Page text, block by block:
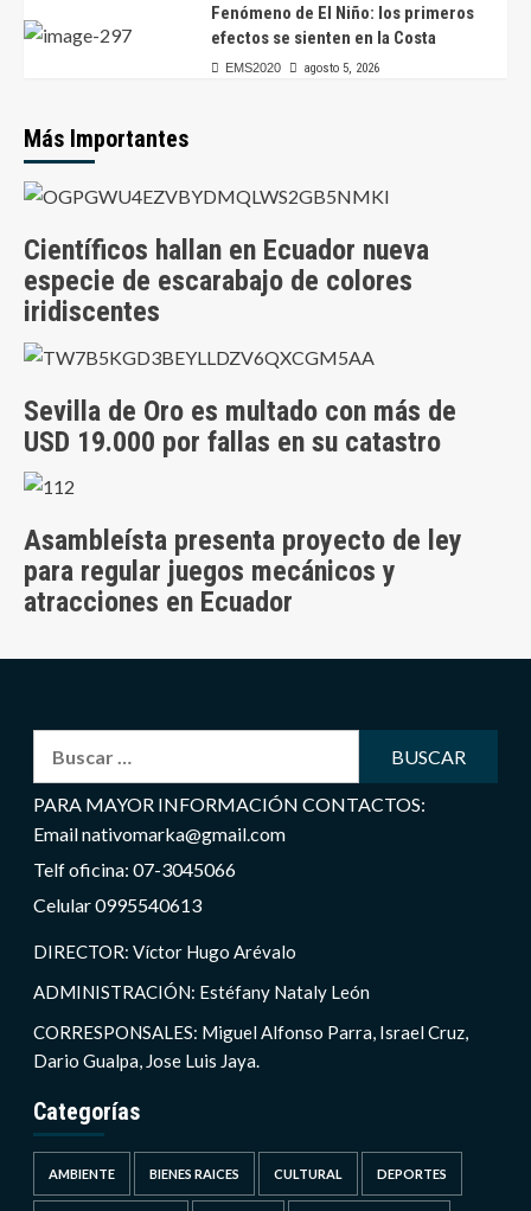
Fenómeno de El Niño: los primeros
efectos se sienten en la Costa
EMS2020 agosto 5, 2026
Más Importantes
Científicos hallan en Ecuador nueva
especie de escarabajo de colores
iridiscentes
Sevilla de Oro es multado con más de
USD 19.000 por fallas en su catastro
Asambleísta presenta proyecto de ley
para regular juegos mecánicos y
atracciones en Ecuador
PARA MAYOR INFORMACIÓN CONTACTOS:
Email nativomarka@gmail.com
Telf oficina: 07-3045066
Celular 0995540613
DIRECTOR: Víctor Hugo Arévalo
ADMINISTRACIÓN: Estéfany Nataly León
CORRESPONSALES: Miguel Alfonso Parra, Israel Cruz,
Dario Gualpa, Jose Luis Jaya.
Categorías
AMBIENTE BIENES RAICES CULTURAL DEPORTES